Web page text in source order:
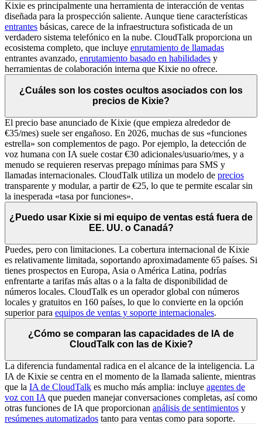
Kixie es principalmente una herramienta de interacción de ventas
diseñada para la prospección saliente. Aunque tiene características
entrantes básicas, carece de la infraestructura sofisticada de un
verdadero sistema telefónico en la nube. CloudTalk proporciona un
ecosistema completo, que incluye enrutamiento de llamadas
entrantes avanzado, enrutamiento basado en habilidades y
herramientas de colaboración interna que Kixie no ofrece.
¿Cuáles son los costes ocultos asociados con los
precios de Kixie?
El precio base anunciado de Kixie (que empieza alrededor de
€35/mes) suele ser engañoso. En 2026, muchas de sus «funciones
estrella» son complementos de pago. Por ejemplo, la detección de
voz humana con IA suele costar €30 adicionales/usuario/mes, y a
menudo se requieren reservas prepago mínimas para SMS y
llamadas internacionales. CloudTalk utiliza un modelo de precios
transparente y modular, a partir de €25, lo que te permite escalar sin
la inesperada «tasa por funciones».
¿Puedo usar Kixie si mi equipo de ventas está fuera de
EE. UU. o Canadá?
Puedes, pero con limitaciones. La cobertura internacional de Kixie
es relativamente limitada, soportando aproximadamente 65 países. Si
tienes prospectos en Europa, Asia o América Latina, podrías
enfrentarte a tarifas más altas o a la falta de disponibilidad de
números locales. CloudTalk es un operador global con números
locales y gratuitos en 160 países, lo que lo convierte en la opción
superior para equipos de ventas y soporte internacionales.
¿Cómo se comparan las capacidades de IA de
CloudTalk con las de Kixie?
La diferencia fundamental radica en el alcance de la inteligencia. La
IA de Kixie se centra en el momento de la llamada saliente, mientras
que la IA de CloudTalk es mucho más amplia: incluye agentes de
voz con IA que pueden manejar conversaciones completas, así como
otras funciones de IA que proporcionan análisis de sentimientos y
resúmenes automatizados tanto para ventas como para soporte.